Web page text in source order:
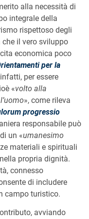
alla necessità di
integrale della
rispettoso degli
il vero sviluppo
economica poco
per la
per essere
«volto alla
», come rileva
progressio
responsabile può
un «umanesimo
materiali e spirituali
propria dignità.
connesso
di includere
campo turistico.
avviando